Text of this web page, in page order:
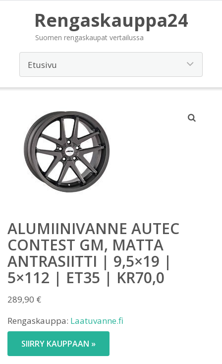
Rengaskauppa24
Suomen rengaskaupat vertailussa
ALUMIINIVANNE AUTEC
CONTEST GM, MATTA
ANTRASIITTI | 9,5×19 |
5×112 | ET35 | KR70,0
289,90 €
Rengaskauppa: Laatuvanne.fi
SIIRRY KAUPPAAN »